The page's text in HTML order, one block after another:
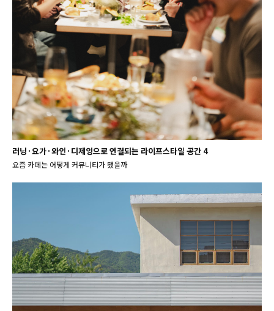
러닝·요가·와인·디제잉으로 연결되는 라이프스타일 공간 4
요즘 카페는 어떻게 커뮤니티가 됐을까